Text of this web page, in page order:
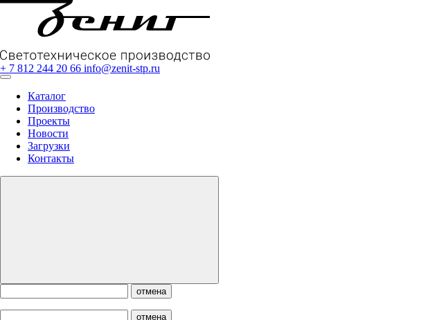
+ 7 812 244 20 66 info@zenit-stp.ru
Каталог
Производство
Проекты
Новости
Загрузки
Контакты
отмена
отмена